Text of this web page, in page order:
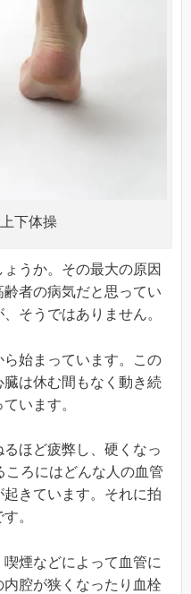
下体操
うか。その最大の原因
者の病気だと思ってい
そうではありません。
始まっています。この
は休む間もなく動き続
います。
ほど疲弊し、硬くなっ
ころにはどんな人の血管
きています。それに拍
。
煙などによって血管に
腔が狭くなったり血栓